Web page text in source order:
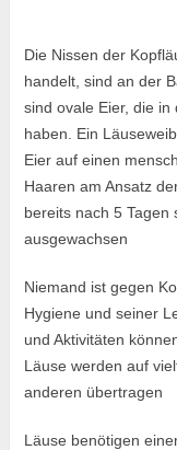
Die Nissen der
handelt, sind an der
sind ovale Eier, die
haben. Ein
Eier auf einen
Haaren am Ansatz
bereits nach 5 Tagen
ausgewachsen
Niemand ist gegen
Hygiene und seiner
und Aktivitäten
Läuse werden auf
anderen übertragen
Läuse benötigen